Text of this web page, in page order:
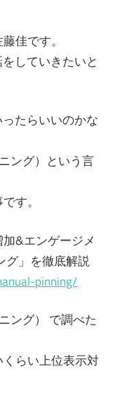
佳です。
していきたいと
たらいいのかな
ング）という言
す。
&エンゲージメ
グ」を徹底解説
pinning/
ング） で調べた
らい上位表示対